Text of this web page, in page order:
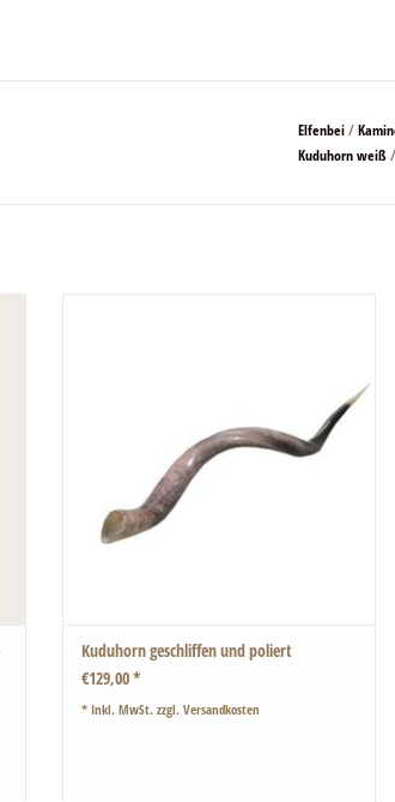
Elfenbei/
Kuduhorn weiß/
Auch als Shofar geeignet
Sehr schön auch wenn man zwei oder mehr
Hörner inneinander steckt
Kuduhorn geschliffen und poliert
€129,00 *
* Inkl. MwSt. zzgl. Versandkosten